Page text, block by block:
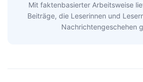
Mit faktenbasierter Arbeitsweise
Beiträge, die Leserinnen und
Nachrichtengeschehen